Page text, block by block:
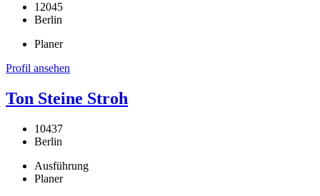
12045
Berlin
Planer
Profil ansehen
Ton Steine Stroh
10437
Berlin
Ausführung
Planer